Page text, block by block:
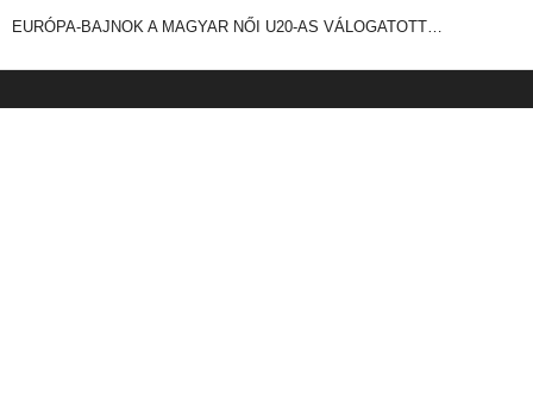
EURÓPA-BAJNOK A MAGYAR NŐI U20-AS VÁLOGATOTT…